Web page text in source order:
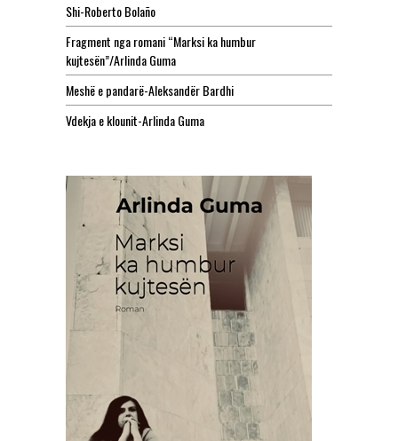
Shi-Roberto Bolaño
Fragment nga romani “Marksi ka humbur
kujtesën”/Arlinda Guma
Meshë e pandarë-Aleksandër Bardhi
Vdekja e klounit-Arlinda Guma